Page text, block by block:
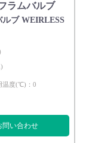
ラムバルブ
ブ WEIRLESS
温度(℃)：0
問い合わせ